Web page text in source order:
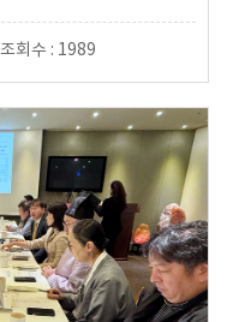
조회수 : 1989